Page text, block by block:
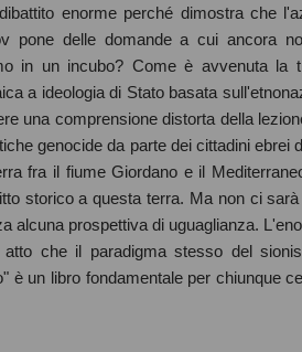
enorme perché dimostra che
pone delle domande a cui ancora
in un incubo? Come è avvenuta la
a ideologia di Stato basata
una comprensione distorta della
genocide da parte dei cittadini
fra il fiume Giordano e il
storico a questa terra. Ma non ci
alcuna prospettiva di uguaglianza.
che il paradigma stesso del
è un libro fondamentale per chiunque